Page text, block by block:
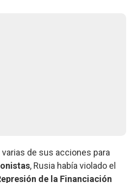
varias de sus acciones para
, Rusia había violado el
de la Financiación